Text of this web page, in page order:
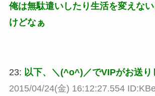
俺は無駄遣いしたり生活を変えな
けどなぁ
23: 以下、＼(^o^)／でVIPがお送り
2015/04/24(金) 16:12:27.554